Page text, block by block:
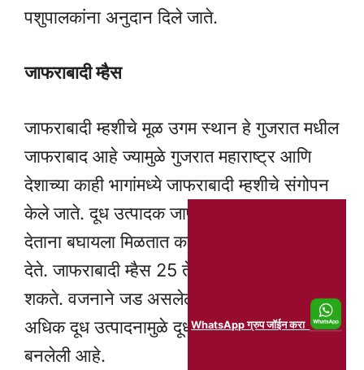
पशुपालकांना अनुदान दिले जाते.
जाफराबादी म्हैस
जाफराबादी म्हशीचे मूळ उगम स्थान हे गुजरात मधील
जाफराबाद आहे ज्यामुळे गुजरात महाराष्ट्र आणि
देशाच्या काही भागांमध्ये जाफराबादी म्हशीचे संगोपन
केले जाते. दूध उत्पादक जाफराबादी म्हशीला पसंती
देताना बघायला मिळतात कारण ही म्हैस जास्त दूध
देते. जाफराबादी म्हैस 25 ते 30 लिटर दूध देऊ
शकते. वजनाने जड असलेली ही म्हैस आपल्या
अधिक दूध उत्पादनामुळे दूध उत्पादकांची पसंती
बनलेली आहे.
WhatsApp ग्रुप जॉईन करा